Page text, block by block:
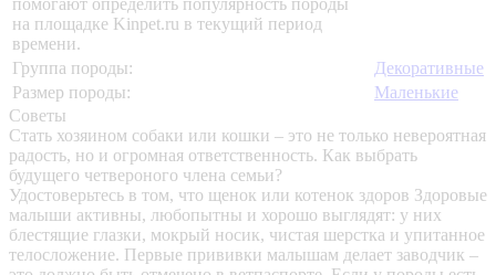
помогают определить популярность породы
на площадке Kinpet.ru в текущий период
времени.
Группа породы:
Декоративные
Размер породы:
Маленькие
Советы
Стать хозяином собаки или кошки – это не только невероятная
радость, но и огромная ответственность. Как выбрать
будущего четвероного члена семьи?
Удостоверьтесь в том, что щенок или котенок здоров Здоровые
малыши активны, любопытны и хорошо выглядят: у них
блестящие глазки, мокрый носик, чистая шерстка и упитанное
телосложение. Первые прививки малышам делает заводчик –